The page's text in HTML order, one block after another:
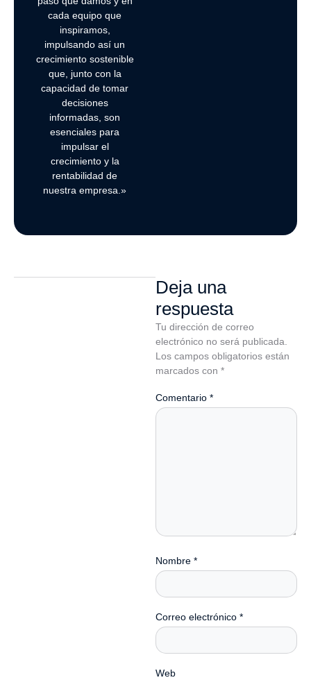
cada equipo que
inspiramos,
impulsando así un
crecimiento sostenible
que, junto con la
capacidad de tomar
decisiones
informadas, son
esenciales para
impulsar el
crecimiento y la
rentabilidad de
nuestra empresa.»
Deja una
respuesta
Tu dirección de correo
electrónico no será publicada.
Los campos obligatorios están
marcados con *
Comentario *
Nombre *
Correo electrónico *
Web